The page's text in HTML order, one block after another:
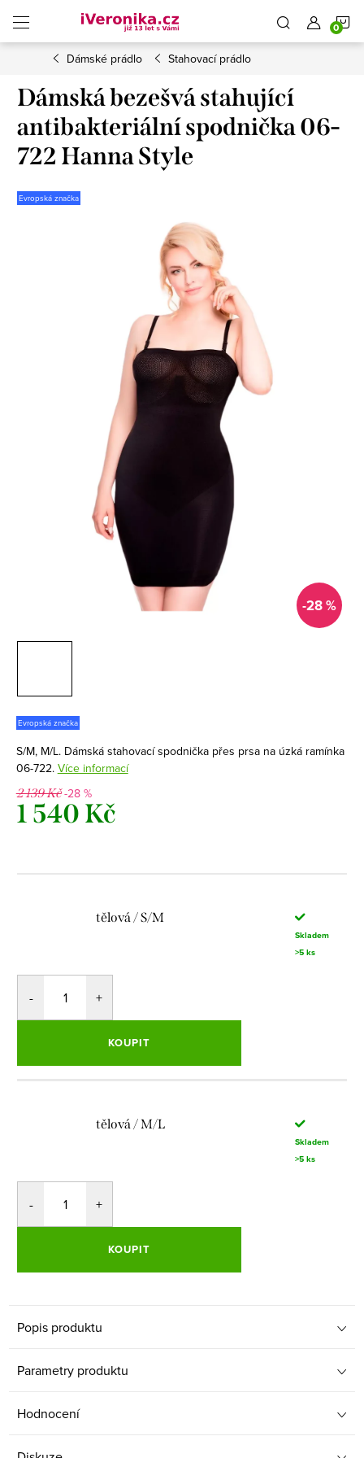
obsah
Dámské prádlo Stahovací prádlo
Dámská bezešvá stahující
antibakteriální spodnička 06-
722 Hanna Style
Evropská značka
-28 %
Evropská značka
S/M, M/L. Dámská stahovací spodnička přes prsa na úzká ramínka
06-722. Více informací
2 139 Kč-28 %
1 540 Kč
tělová / S/M
Skladem
>5 ks
KOUPIT
tělová / M/L
Skladem
>5 ks
KOUPIT
Popis produktu
Parametry produktu
Hodnocení